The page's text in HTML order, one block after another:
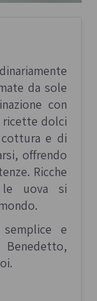
da sole
con
ricette dolci
e di
offrendo
Ricche
uova si
e
.